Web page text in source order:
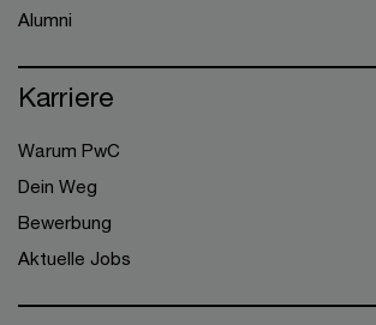
Alumni
Karriere
Warum PwC
Dein Weg
Bewerbung
Aktuelle Jobs